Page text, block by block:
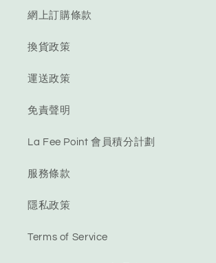
網上訂購條款
換貨政策
運送政策
免責聲明
La Fee Point 會員積分計劃
服務條款
隱私政策
Terms of Service